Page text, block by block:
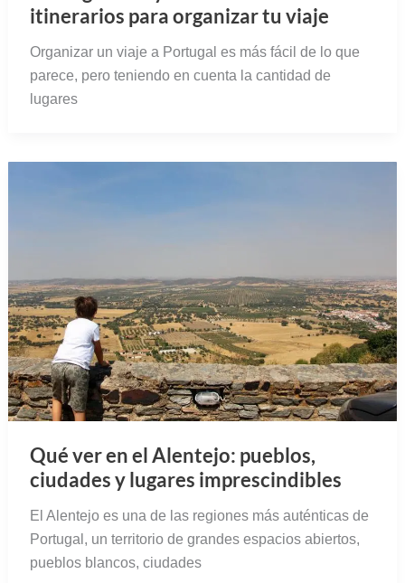
itinerarios para organizar tu viaje
Organizar un viaje a Portugal es más fácil de lo que
parece, pero teniendo en cuenta la cantidad de
lugares
Qué ver en el Alentejo: pueblos,
ciudades y lugares imprescindibles
El Alentejo es una de las regiones más auténticas de
Portugal, un territorio de grandes espacios abiertos,
pueblos blancos, ciudades